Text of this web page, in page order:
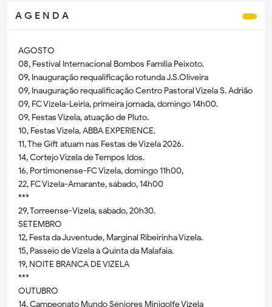
A G E N D A
AGOSTO
08, Festival Internacional Bombos Família Peixoto.
09, Inauguração requalificação rotunda J.S.Oliveira
09, Inauguração requalificação Centro Pastoral Vizela S. Adrião
09, FC Vizela-Leiria, primeira jornada, domingo 14h00.
09, Festas Vizela, atuação de Pluto.
10, Festas Vizela, ABBA EXPERIENCE.
11, The Gift atuam nas Festas de Vizela 2026.
14, Cortejo Vizela de Tempos Idos.
16, Portimonense-FC Vizela, domingo 11h00,
22, FC Vizela-Amarante, sábado, 14h00
***
29, Torreense-Vizela, sábado, 20h30.
SETEMBRO
12, Festa da Juventude, Marginal Ribeirinha Vizela.
15, Passeio de Vizela à Quinta da Malafaia.
19, NOITE BRANCA DE VIZELA
***
OUTUBRO
14, Campeonato Mundo Séniores Minigolfe Vizela